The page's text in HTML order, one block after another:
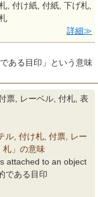
, 付け紙, 付紙, 下げ札,
詳細
ある目印」という意味
票, レーベル, 付札, 表
ル, 付け札, 付票, レー
札」の意味
attached to an object
である目印